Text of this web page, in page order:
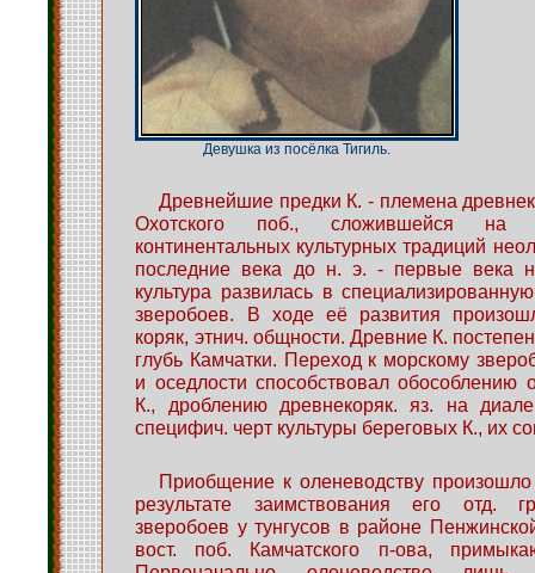
Девушка из посёлка Тигиль.
Древнейшие предки К. - племена
Охотского поб., сложившейся на
континентальных культурных традиций
последние века до н. э. - первые века
культура развилась в
зверобоев. В ходе её развития
коряк, этнич. общности. Древние К.
глубь Камчатки. Переход к морскому
и оседлости способствовал обособлению
К., дроблению древнекоряк. яз. на
специфич. черт культуры береговых К., их
Приобщение к оленеводству
результате заимствования его отд.
зверобоев у тунгусов в районе
вост. поб. Камчатского п-ова,